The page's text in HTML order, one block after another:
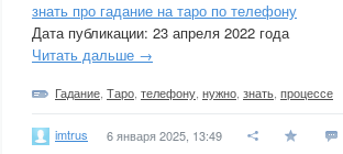
знать про гадание на таро по телефону
Дата публикации: 23 апреля 2022 года
Читать дальше →
Гадание Таро телефону нужно знать процессе
imtrus 6 января 2025, 13:49